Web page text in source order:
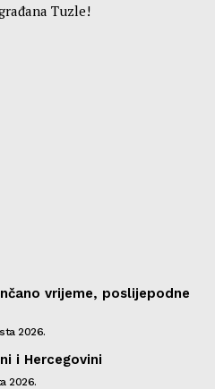
Tuzle!
vrijeme, poslijepodne
2026.
i Hercegovini
2026.